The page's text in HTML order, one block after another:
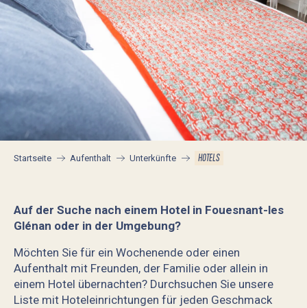
Startseite Aufenthalt Unterkünfte HOTELS
Auf der Suche nach einem Hotel in Fouesnant-les
Glénan oder in der Umgebung?
Möchten Sie für ein Wochenende oder einen
Aufenthalt mit Freunden, der Familie oder allein in
einem Hotel übernachten? Durchsuchen Sie unsere
Liste mit Hoteleinrichtungen für jeden Geschmack